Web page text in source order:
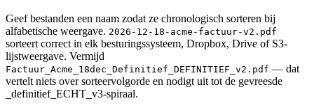
Geef bestanden een naam zodat ze chronologisch sorteren bij
alfabetische weergave. 2026-12-18-acme-factuur-v2.pdf
sorteert correct in elk besturingssysteem, Dropbox, Drive of S3-
lijstweergave. Vermijd
Factuur_Acme_18dec_Definitief_DEFINITIEF_v2.pdf — dat
vertelt niets over sorteervolgorde en nodigt uit tot de gevreesde
_definitief_ECHT_v3-spiraal.